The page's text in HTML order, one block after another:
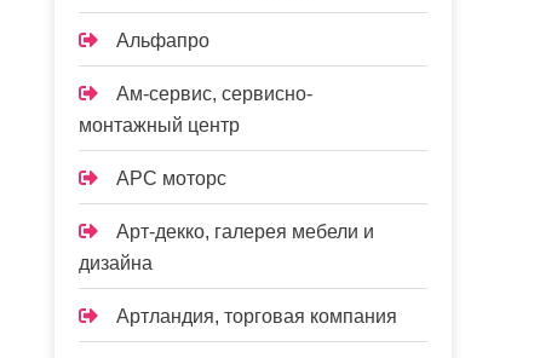
Альфапро
Ам-сервис, сервисно-
монтажный центр
АРС моторс
Арт-декко, галерея мебели и
дизайна
Артландия, торговая компания